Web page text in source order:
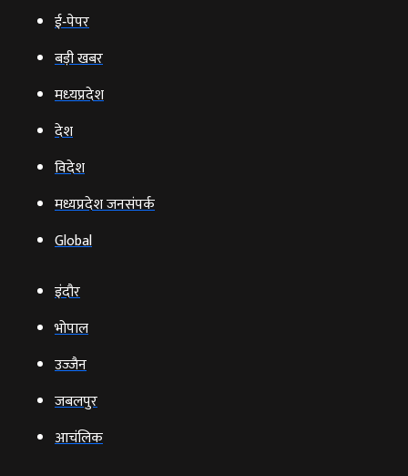
ई‑पेपर
बड़ी खबर
मध्‍यप्रदेश
देश
विदेश
मध्यप्रदेश जनसंपर्क
Global
इंदौर
भोपाल
उज्‍जैन
जबलपुर
आचंलिक